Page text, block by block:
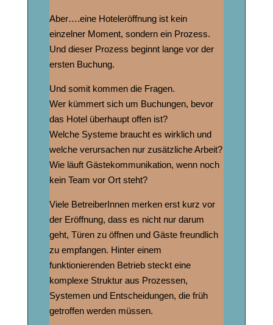
Aber….eine Hoteleröffnung ist kein
einzelner Moment, sondern ein Prozess.
Und dieser Prozess beginnt lange vor der
ersten Buchung.
Und somit kommen die Fragen.
Wer kümmert sich um Buchungen, bevor
das Hotel überhaupt offen ist?
Welche Systeme braucht es wirklich und
welche verursachen nur zusätzliche Arbeit?
Wie läuft Gästekommunikation, wenn noch
kein Team vor Ort steht?
Viele BetreiberInnen merken erst kurz vor
der Eröffnung, dass es nicht nur darum
geht, Türen zu öffnen und Gäste freundlich
zu empfangen. Hinter einem
funktionierenden Betrieb steckt eine
komplexe Struktur aus Prozessen,
Systemen und Entscheidungen, die früh
getroffen werden müssen.